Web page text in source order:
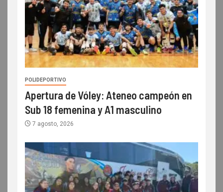
POLIDEPORTIVO
Apertura de Vóley: Ateneo campeón en
Sub 18 femenina y A1 masculino
7 agosto, 2026